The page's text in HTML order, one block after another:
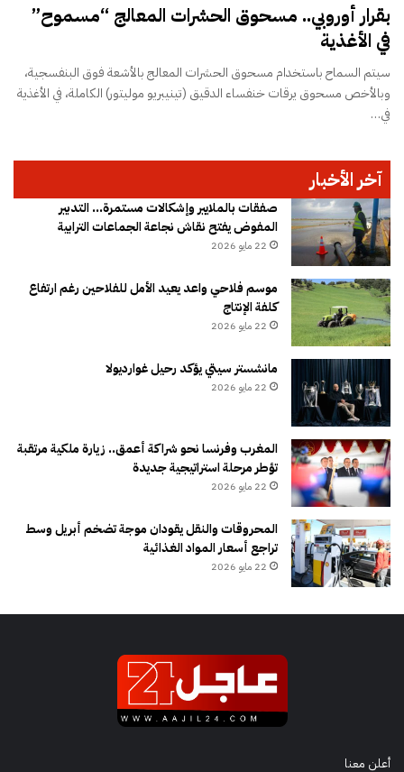
بقرار أوروبي.. مسحوق الحشرات المعالج “مسموح”
في الأغذية
سيتم السماح باستخدام مسحوق الحشرات المعالج بالأشعة فوق البنفسجية،
وبالأخص مسحوق يرقات خنفساء الدقيق (تينيبريو موليتور) الكاملة، في الأغذية
في…
آخر الأخبار
صفقات بالملايير وإشكالات مستمرة… التدبير
المفوض يفتح نقاش نجاعة الجماعات الترابية
22 مايو 2026
موسم فلاحي واعد يعيد الأمل للفلاحين رغم ارتفاع
كلفة الإنتاج
22 مايو 2026
مانشستر سيتي يؤكد رحيل غوارديولا
22 مايو 2026
المغرب وفرنسا نحو شراكة أعمق.. زيارة ملكية مرتقبة
تؤطر مرحلة استراتيجية جديدة
22 مايو 2026
المحروقات والنقل يقودان موجة تضخم أبريل وسط
تراجع أسعار المواد الغذائية
22 مايو 2026
أعلن معنا